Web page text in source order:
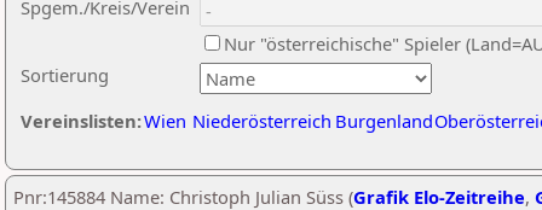
Sortierung
Spgem./Kreis/Verein
Nur "österreichische" Spieler
Vereinslisten:Wien Niederösterreich Burgenland
Pnr:145884 Name: Christoph Julian Süss (Grafik Elo-Zeitreihe,